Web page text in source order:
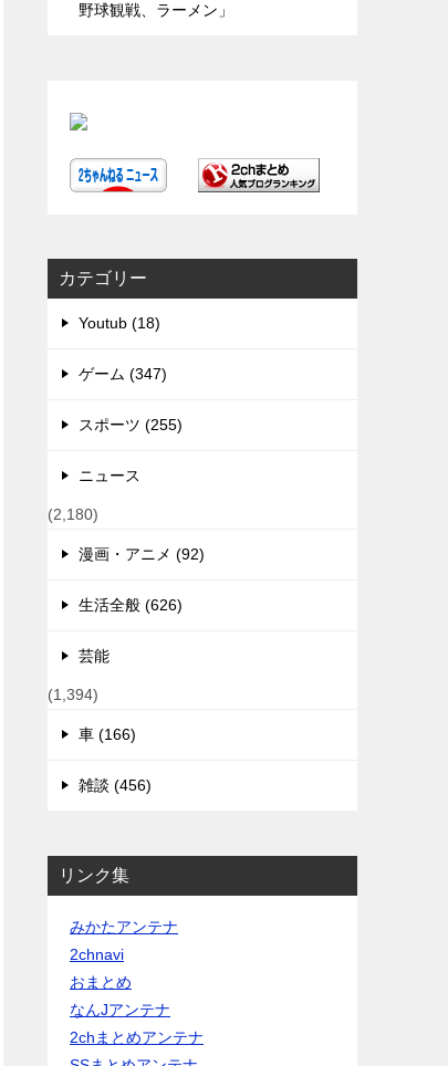
野球観戦、ラーメン」
カテゴリー
Youtub (18)
ゲーム (347)
スポーツ (255)
ニュース
(2,180)
漫画・アニメ (92)
生活全般 (626)
芸能
(1,394)
車 (166)
雑談 (456)
リンク集
みかたアンテナ
2chnavi
おまとめ
なんJアンテナ
2chまとめアンテナ